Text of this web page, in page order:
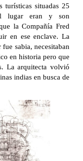
turísticas situadas 25
lugar eran y son
la Compañía Fred
en ese enclave. La
sabia, necesitaban
en historia pero que
La arquitecta volvió
indias en busca de